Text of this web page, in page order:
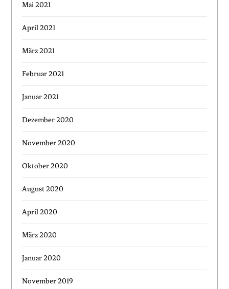
Mai 2021
April 2021
März 2021
Februar 2021
Januar 2021
Dezember 2020
November 2020
Oktober 2020
August 2020
April 2020
März 2020
Januar 2020
November 2019